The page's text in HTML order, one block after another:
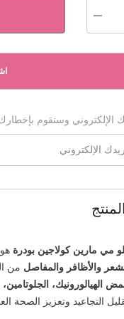
الكمية
هوليستا
-
135
جم
الإلكتروني وسنقوم
مي مارين كولاجين بودرة
والأظافر والمفاصل من
الهيالورونيك، الجلوتامين،
التجاعيد وتعزيز الصحة